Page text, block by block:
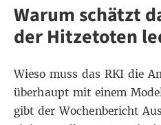
Warum schätzt
der Hitzetoten
Wieso muss das RKI die
überhaupt mit einem
gibt derWochenbericht